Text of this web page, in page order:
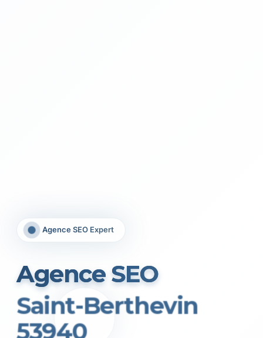
Agence SEO Expert
Agence SEO
Saint-Berthevin
53940